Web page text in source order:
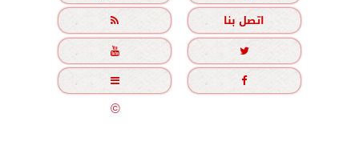
اتصل بنا





جميع الحقوق محفوظة©